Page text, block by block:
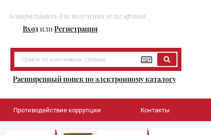
Авторизуйтесь для получения услуг архива
ВходилиРегистрация
Расширенный поиск по электронному каталогу
Противодействие коррупции Контакты